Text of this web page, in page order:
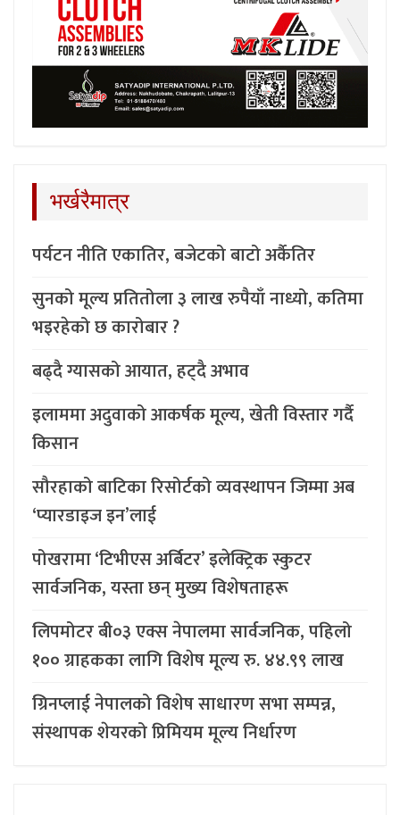
भर्खरैमात्र
पर्यटन नीति एकातिर, बजेटको बाटो अर्कैतिर
सुनको मूल्य प्रतितोला ३ लाख रुपैयाँ नाध्यो, कतिमा
भइरहेको छ कारोबार ?
बढ्दै ग्यासको आयात, हट्दै अभाव
इलाममा अदुवाको आकर्षक मूल्य, खेती विस्तार गर्दै
किसान
सौरहाको बाटिका रिसोर्टको व्यवस्थापन जिम्मा अब
‘प्यारडाइज इन’लाई
पोखरामा ‘टिभीएस अर्बिटर’ इलेक्ट्रिक स्कुटर
सार्वजनिक, यस्ता छन् मुख्य विशेषताहरू
लिपमोटर बी०३ एक्स नेपालमा सार्वजनिक, पहिलो
१०० ग्राहकका लागि विशेष मूल्य रु. ४४.९९ लाख
ग्रिनप्लाई नेपालको विशेष साधारण सभा सम्पन्न,
संस्थापक शेयरको प्रिमियम मूल्य निर्धारण